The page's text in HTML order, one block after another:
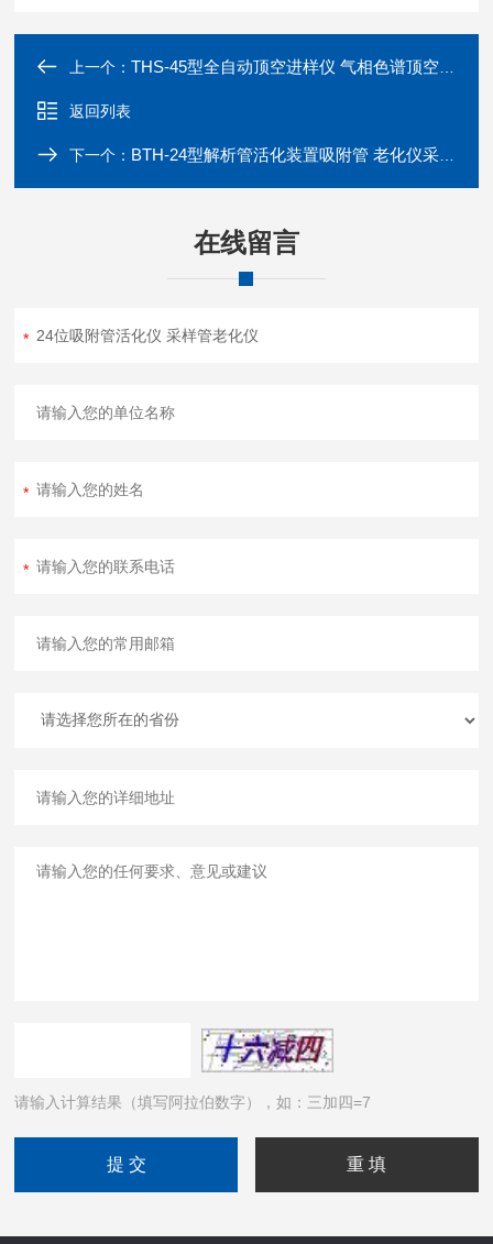
上一个：THS-45型全自动顶空进样仪 气相色谱顶空 进样器
返回列表
下一个： BTH-24型解析管活化装置吸附管 老化仪采样管加热器
在线留言
请输入计算结果（填写阿拉伯数字），如：三加四=7